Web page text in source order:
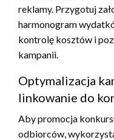
reklamy. Przygotuj
harmonogram
kontrolę kosztów i
kampanii.
Optymalizacja
linkowanie do
Aby promocja
odbiorców,